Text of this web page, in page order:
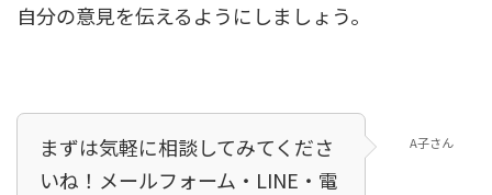
自分の意見を伝えるようにしましょう。
まずは気軽に相談してみてくださ
いね！メールフォーム・LINE・電
A子さん